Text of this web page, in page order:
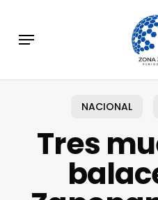
main
Menu
NACIONAL
Tres